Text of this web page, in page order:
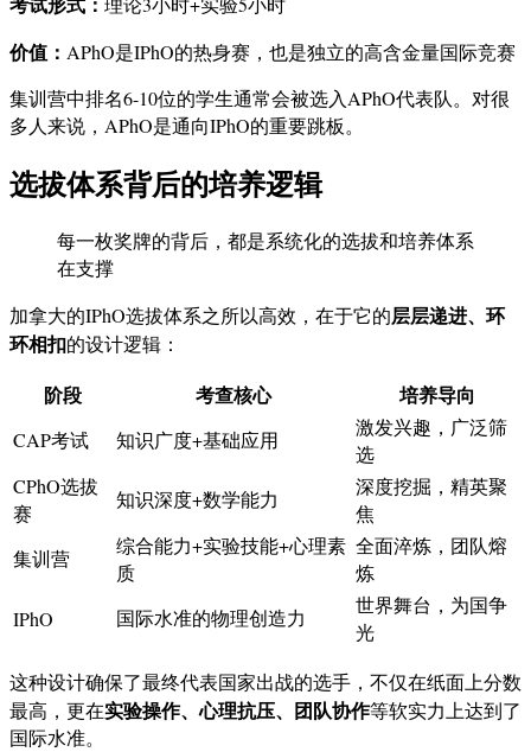
价值： APhO是IPhO的热身赛，也是独立的高含金量国际竞赛
集训营中排名6-10位的学生通常会被选入APhO代表队。对很
多人来说，APhO是通向IPhO的重要跳板。
选拔体系背后的培养逻辑
每一枚奖牌的背后，都是系统化的选拔和培养体系
在支撑
加拿大的IPhO选拔体系之所以高效，在于它的层层递进、环
环相扣的设计逻辑：
阶段 考查核心 培养导向
CAP考试 知识广度+基础应用
激发兴趣，广泛筛
选
CPhO选拔
赛
知识深度+数学能力
深度挖掘，精英聚
焦
集训营
综合能力+实验技能+心理素
质
全面淬炼，团队熔
炼
IPhO
国际水准的物理创造力
世界舞台，为国争
光
这种设计确保了最终代表国家出战的选手，不仅在纸面上分数
最高，更在实验操作、心理抗压、团队协作等软实力上达到了
国际水准。